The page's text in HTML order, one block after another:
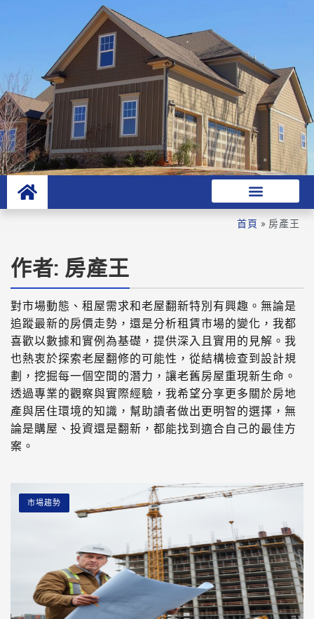
首頁 » 房產王
作者: 房產王
對市場動態、租屋需求和老屋翻新特別有興趣。無論是
追蹤最新的房價走勢，還是分析租賃市場的變化，我都
喜歡以數據和實例為基礎，提供深入且實用的見解。我
也熱衷於探索老屋翻修的可能性，從結構檢查到設計規
劃，挖掘每一個空間的潛力，讓老舊房屋重現新生命。
透過專業的觀察與實際經驗，我希望分享更多關於房地
產與居住環境的知識，幫助讀者做出更明智的選擇，無
論是購屋、投資還是翻新，都能找到適合自己的最佳方
案。
市場趨勢